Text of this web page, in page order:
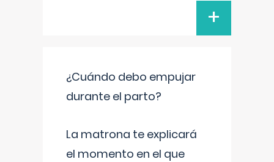
+
¿Cuándo debo empujar
durante el parto?
La matrona te explicará
el momento en el que